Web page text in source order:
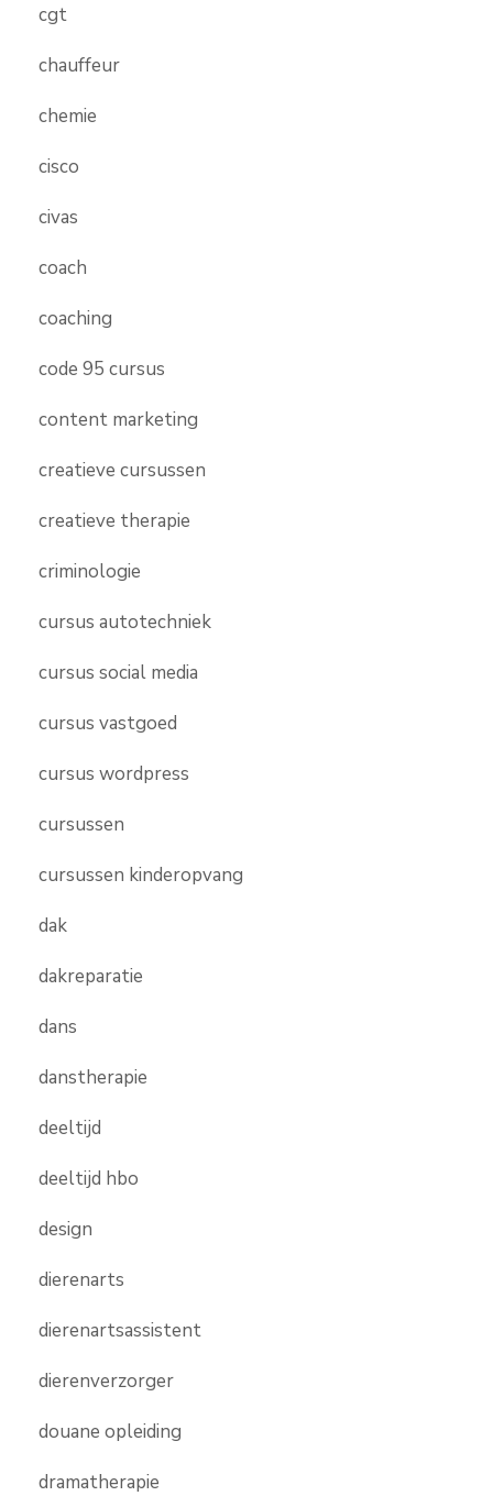
cgt
chauffeur
chemie
cisco
civas
coach
coaching
code 95 cursus
content marketing
creatieve cursussen
creatieve therapie
criminologie
cursus autotechniek
cursus social media
cursus vastgoed
cursus wordpress
cursussen
cursussen kinderopvang
dak
dakreparatie
dans
danstherapie
deeltijd
deeltijd hbo
design
dierenarts
dierenartsassistent
dierenverzorger
douane opleiding
dramatherapie